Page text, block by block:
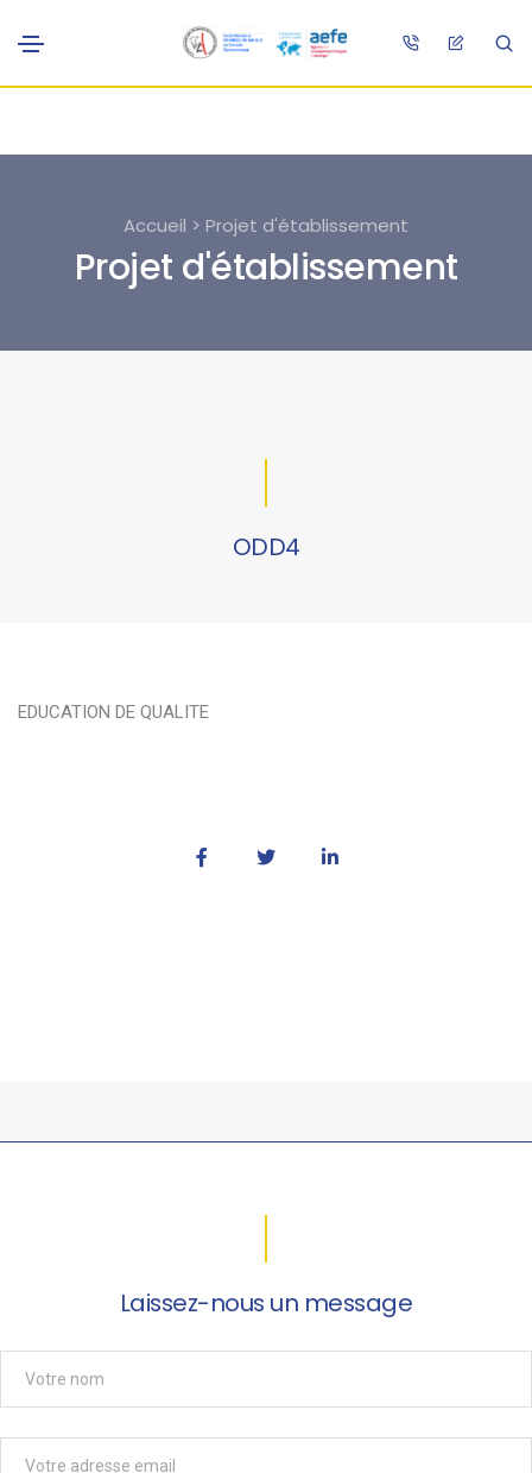
Accueil > Projet d'établissement
Projet d'établissement
ODD4
EDUCATION DE QUALITE
Laissez-nous un message